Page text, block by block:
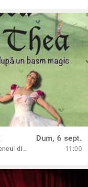
Sala Mare de Spectacole ,,Radu Beligan'' Ateneul din Iași
Dum, 6 sept.
11:00